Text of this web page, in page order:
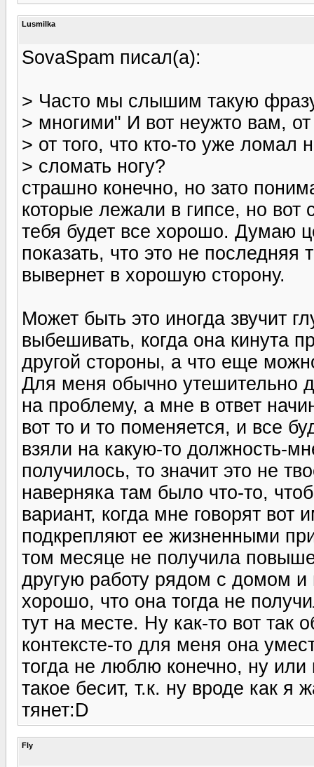
Lusmilka
SovaSpam писал(а):
> Часто мы слышим такую
> многими" И вот неужто вам, от
> от того, что кто-то уже ломал
> сломать ногу?
страшно конечно, но зато
которые лежали в гипсе, но вот
тебя будет все хорошо. Думаю
показать, что это не
вывернет в хорошую сторону.
Может быть это иногда звучит
выбешивать, когда она кинута
другой стороны, а что еще
Для меня обычно утешительно
на проблему, а мне в ответ
вот то и то поменяется, и все
взяли на какую-то должность-
получилось, то значит это не
наверняка там было что-то,
вариант, когда мне говорят вот
подкрепляют ее жизненными
том месяце не получила
другую работу рядом с домом и
хорошо, что она тогда не
тут на месте. Ну как-то вот так
контексте-то для меня она
тогда не люблю конечно, ну
такое бесит, т.к. ну вроде как я
тянет:D
Fly